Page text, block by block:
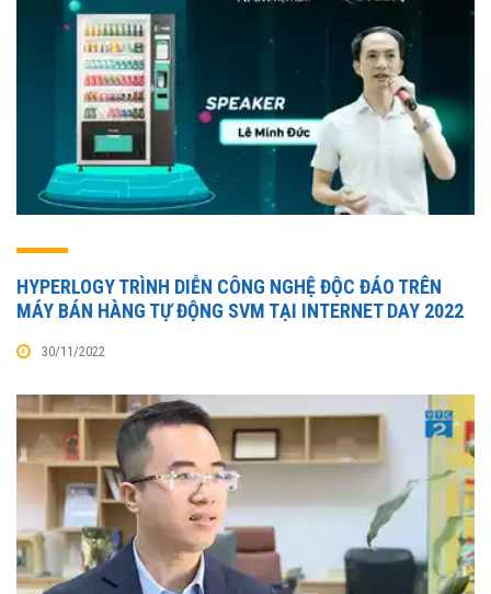
HYPERLOGY TRÌNH DIỄN CÔNG NGHỆ ĐỘC ĐÁO TRÊN
MÁY BÁN HÀNG TỰ ĐỘNG SVM TẠI INTERNET DAY 2022
30/11/2022